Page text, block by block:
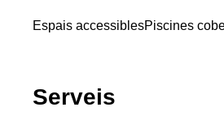
Espais accessiblesPiscines
Serveis